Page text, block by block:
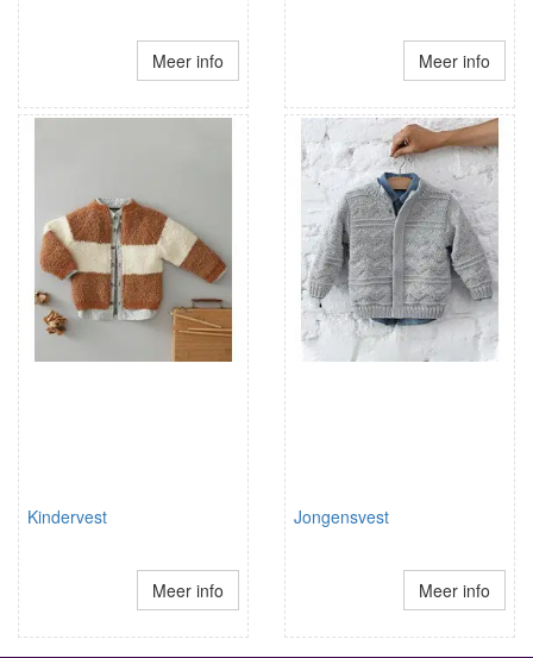
Meer info Meer info
Kindervest
Meer info
Jongensvest
Meer info